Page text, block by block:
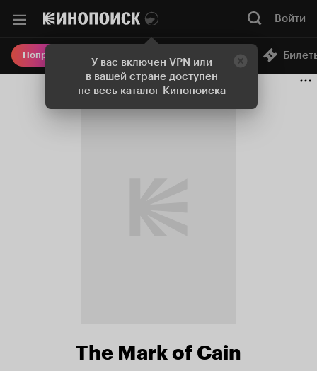
У вас включен VPN или
в вашей стране доступен
не весь каталог Кинопоиска
Войти
Попробовать Плюс Онлайн-кинотеатр
The Mark of Cain